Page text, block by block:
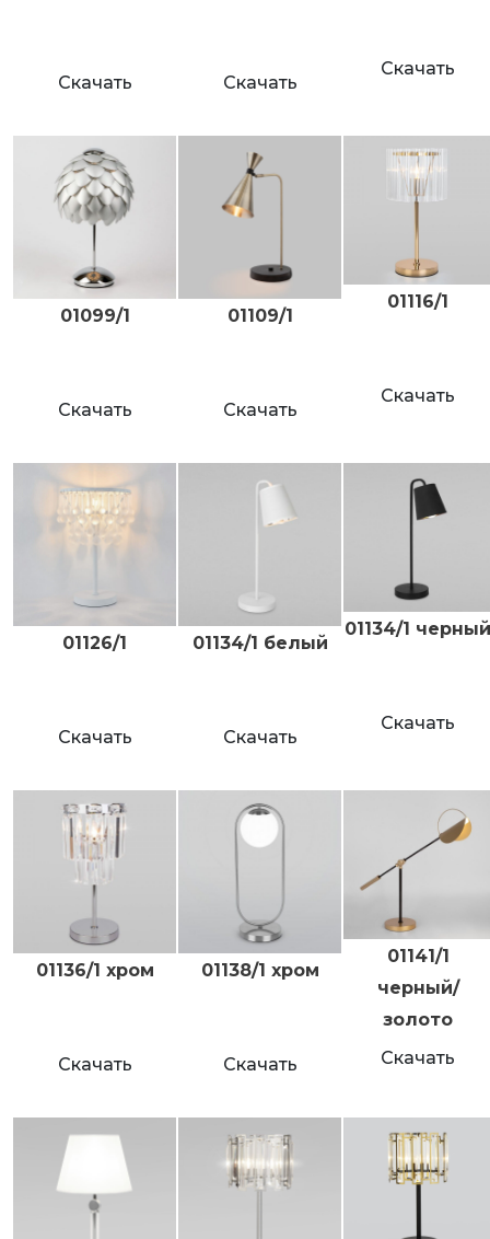
Скачать Скачать
Скачать
01099/1
Скачать
01109/1
Скачать
01116/1
Скачать
01126/1
Скачать
01134/1 белый
Скачать
01134/1 черный
Скачать
01136/1 хром
Скачать
01138/1 хром
Скачать
01141/1
черный/
золото
Скачать